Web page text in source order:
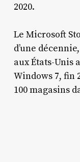
2020.
Le Microsoft
d’une
aux États-Unis
Windows 7, fin
100 magasins